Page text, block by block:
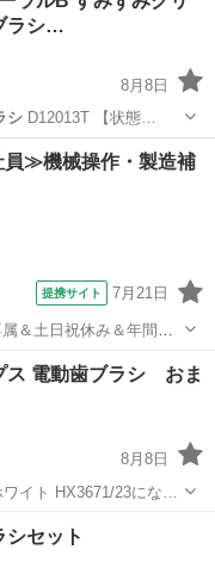
ラシ…
8月8日
シ D12013T 【状態…
B
≫機械操作・製造補
提携サイト 7月21日
＆土日祝休み＆年間休
勤OK＆無料駐車場あり
陸大宮市》 人気の
ス 電動歯ブラシ おま
8月8日
イト HX3671/23にな…
電動歯ブラシ
シセット